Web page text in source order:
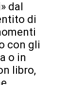
dal
di
con gli
o in
libro,